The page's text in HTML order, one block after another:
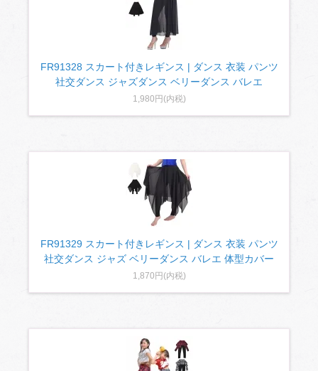
FR91328 スカート付きレギンス | ダンス 衣装 パンツ
社交ダンス ジャズダンス ベリーダンス バレエ
1,980円(内税)
FR91329 スカート付きレギンス | ダンス 衣装 パンツ
社交ダンス ジャズ ベリーダンス バレエ 体型カバー
1,870円(内税)